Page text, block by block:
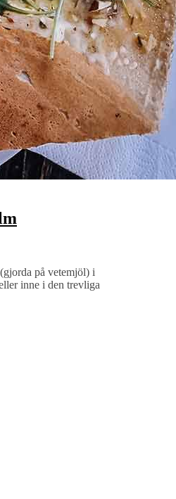
på vetemjöl) i
inne i den trevliga